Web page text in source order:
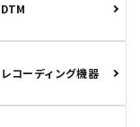
DTM
レコーディング機器